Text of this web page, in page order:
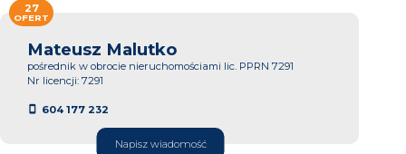
Mateusz Malutko
pośrednik w obrocie nieruchomościami lic. PPRN 7291
Nr licencji: 7291
604 177 232
Napisz wiadomość
27
OFERT